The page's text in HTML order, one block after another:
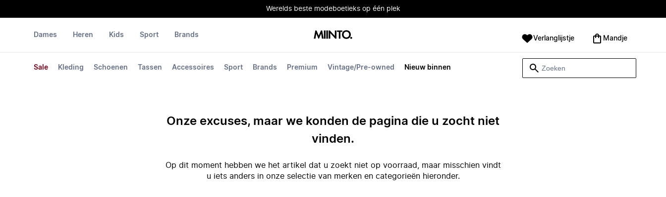
Werelds beste modeboetieks op één plek
Dames
Sale Kleding Schoenen Tassen Accessoires Sport Brands Premium Vintage/Pre-owned Nieuw binnen
Heren Kids Sport Brands Verlanglijstje Mandje
Onze excuses, maar we konden de pagina die u zocht niet
vinden.
Op dit moment hebben we het artikel dat u zoekt niet op voorraad, maar misschien vindt
u iets anders in onze selectie van merken en categorieën hieronder.